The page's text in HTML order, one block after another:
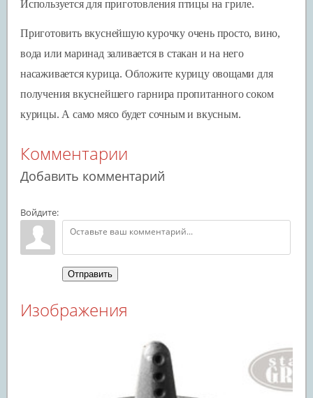
Используется для приготовления птицы на гриле.
Приготовить вкуснейшую курочку очень просто, вино,
вода или маринад заливается в стакан и на него
насаживается курица. Обложите курицу овощами для
получения вкуснейшего гарнира пропитанного соком
курицы. А само мясо будет сочным и вкусным.
Комментарии
Добавить комментарий
Войдите:
Отправить
Изображения